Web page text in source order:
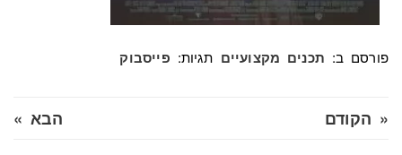
פורסם ב: תכנים מקצועיים תגיות: פייסבוק
« הקודם הבא »